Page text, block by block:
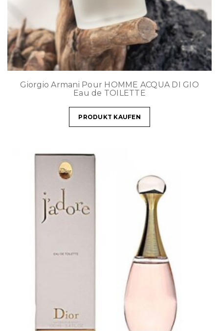
Giorgio Armani Pour HOMME ACQUA DI GIO
Eau de TOILETTE
PRODUKT KAUFEN